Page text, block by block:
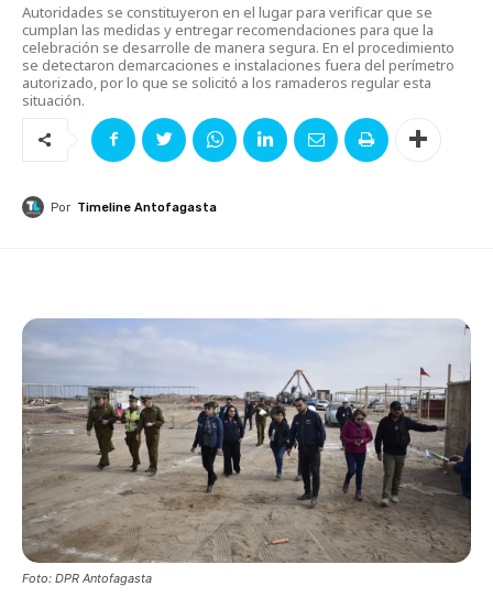
Autoridades se constituyeron en el lugar para verificar que se
cumplan las medidas y entregar recomendaciones para que la
celebración se desarrolle de manera segura. En el procedimiento
se detectaron demarcaciones e instalaciones fuera del perímetro
autorizado, por lo que se solicitó a los ramaderos regular esta
situación.
Por Timeline Antofagasta
Foto: DPR Antofagasta